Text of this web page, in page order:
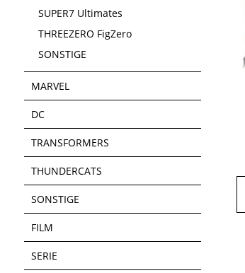
SUPER7 Ultimates
THREEZERO FigZero
SONSTIGE
MARVEL
DC
TRANSFORMERS
THUNDERCATS
SONSTIGE
FILM
SERIE